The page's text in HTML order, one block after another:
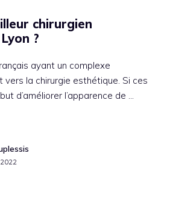
chirurgien
?
ayant un complexe
vers la chirurgie esthétique. Si ces
d’améliorer l’apparence de …